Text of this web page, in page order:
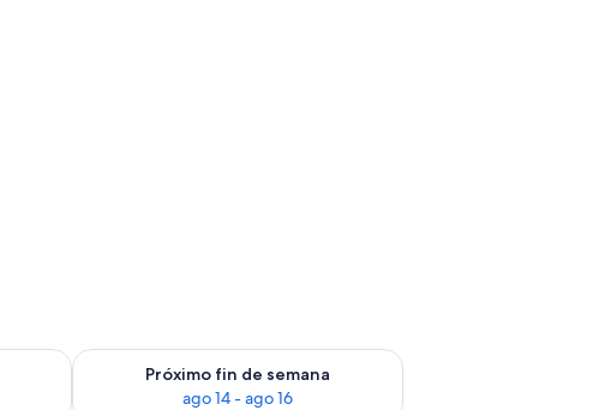
fin de semana ago 7 - ago 9
Próximo fin de semana
ago 14 - ago 16
Consulta la disponibilidad para el próximo fin de semana ago